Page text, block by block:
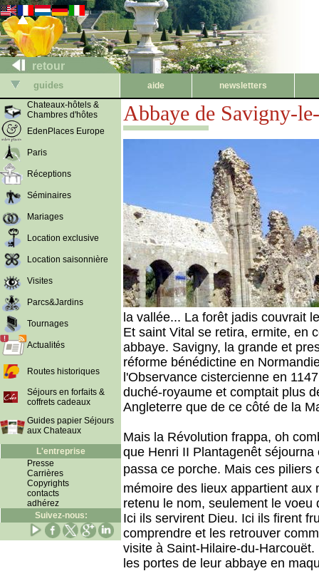
retour
guides aide
newsletters
Chateaux-hôtels &
Chambres d'hôtes
EdenPlaces Europe
Paris
Réceptions
Séminaires
Mariages
Location exclusive
Location saisonnière
Visites
Parcs&Jardins
Tournages
Actualités
Routes historiques
Séjours en forfaits &
coffrets cadeaux
Guides papier Séjours
aux Chateaux
L'entreprise
Presse
Carrières
Copyrights
contacts
adhérez
Suivez-nous:
Abbaye de Savigny-
la vallée... La forêt jadis couvrait
Et saint Vital se retira, ermite, en
abbaye. Savigny, la grande et
réforme bénédictine en
l'Observance cistercienne en
duché-royaume et comptait plus
Angleterre que de ce côté de la
Mais la Révolution frappa, oh
que Henri II Plantagenêt
passa ce porche. Mais ces piliers
mémoire des lieux appartient aux
retenu le nom, seulement le
Ici ils servirent Dieu. Ici ils firent
comprendre et les retrouver
visite à Saint-Hilaire-du-
les portes de leur abbaye en